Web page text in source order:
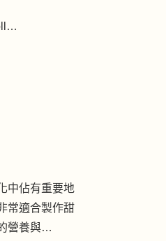
中佔有重要地
常適合製作甜
營養與…